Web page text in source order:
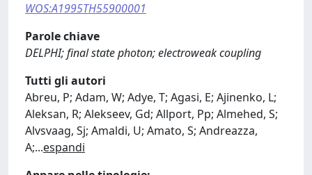
WOS:A1995TH55900001
Parole chiave
DELPHI; final state photon; electroweak coupling
Tutti gli autori
Abreu, P; Adam, W; Adye, T; Agasi, E; Ajinenko, L;
Aleksan, R; Alekseev, Gd; Allport, Pp; Almehed, S;
Alvsvaag, Sj; Amaldi, U; Amato, S; Andreazza,
A;...espandi